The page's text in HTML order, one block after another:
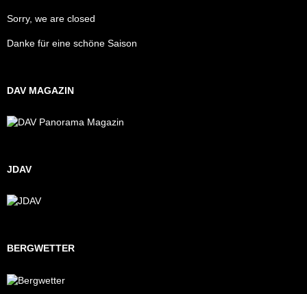
Sorry, we are closed
Danke für eine schöne Saison
DAV MAGAZIN
JDAV
BERGWETTER